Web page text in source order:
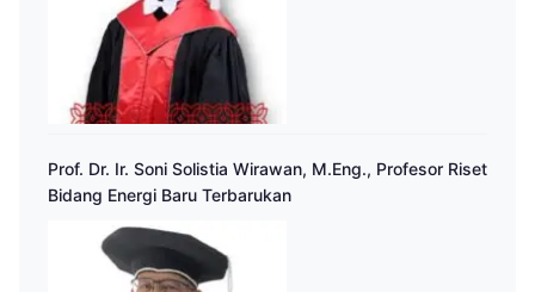
Prof. Dr. Ir. Soni Solistia Wirawan, M.Eng., Profesor Riset
Bidang Energi Baru Terbarukan